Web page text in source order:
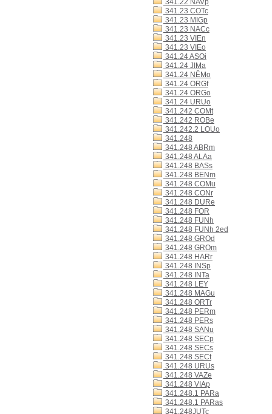
341.22 NAVp
341.23 COTc
341.23 MIGp
341.23 NACc
341.23 VIEn
341.23 VIEo
341.24 ASOi
341.24 JIMa
341.24 NÊMo
341.24 ORGf
341.24 ORGo
341.24 URUo
341.242 COMt
341.242 ROBe
341.242.2 LOUo
341.248
341.248 ABRm
341.248 ALAa
341.248 BASs
341.248 BENm
341.248 COMu
341.248 CONr
341.248 DURe
341.248 FOR
341.248 FUNh
341.248 FUNh 2ed
341.248 GROd
341.248 GROm
341.248 HARr
341.248 INSp
341.248 INTa
341.248 LEY
341.248 MAGu
341.248 ORTr
341.248 PERm
341.248 PERs
341.248 SANu
341.248 SECp
341.248 SECs
341.248 SECt
341.248 URUs
341.248 VAZe
341.248 VIAp
341.248.1 PARa
341.248.1 PARas
341.248JUTc